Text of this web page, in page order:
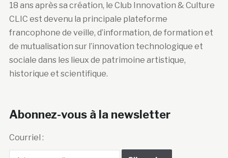
18 ans après sa création, le Club Innovation & Culture
CLIC est devenu la principale plateforme
francophone de veille, d’information, de formation et
de mutualisation sur l’innovation technologique et
sociale dans les lieux de patrimoine artistique,
historique et scientifique.
Abonnez-vous à la newsletter
Courriel :